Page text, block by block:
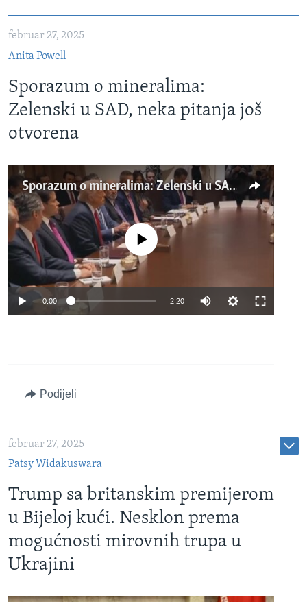
februar 27, 2025
Anita Powell
Sporazum o mineralima:
Zelenski u SAD, neka pitanja još
otvorena
Sporazum o mineralima: Zelenski u SAD, neka pitanja još otvorena
No media source currently available
0:00 2:20
Podijeli
februar 27, 2025
Patsy Widakuswara
Trump sa britanskim premijerom
u Bijeloj kući. Nesklon prema
mogućnosti mirovnih trupa u
Ukrajini